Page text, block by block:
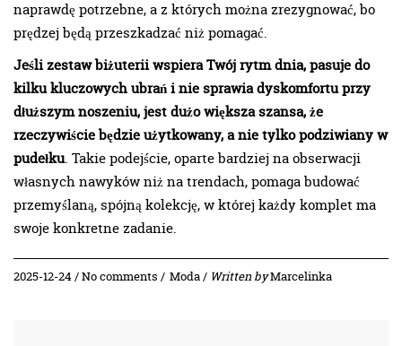
naprawdę potrzebne, a z których można zrezygnować, bo
prędzej będą przeszkadzać niż pomagać.
Jeśli zestaw biżuterii wspiera Twój rytm dnia, pasuje do
kilku kluczowych ubrań i nie sprawia dyskomfortu przy
dłuższym noszeniu, jest dużo większa szansa, że
rzeczywiście będzie użytkowany, a nie tylko podziwiany w
pudełku. Takie podejście, oparte bardziej na obserwacji
własnych nawyków niż na trendach, pomaga budować
przemyślaną, spójną kolekcję, w której każdy komplet ma
swoje konkretne zadanie.
2025-12-24 / No comments / Moda/ Written byMarcelinka